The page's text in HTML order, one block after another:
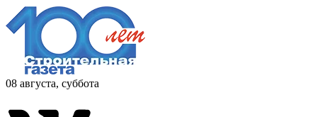
08 августа, суббота